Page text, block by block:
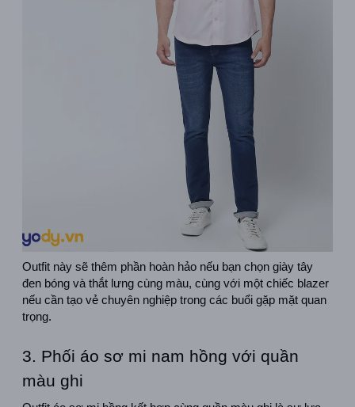
Outfit này sẽ thêm phần hoàn hảo nếu bạn chọn giày tây
đen bóng và thắt lưng cùng màu, cùng với một chiếc blazer
nếu cần tạo vẻ chuyên nghiệp trong các buổi gặp mặt quan
trọng.
3. Phối áo sơ mi nam hồng với quần
màu ghi